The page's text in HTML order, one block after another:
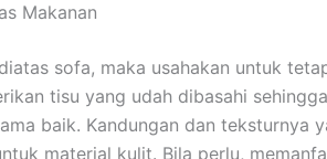
Makanan
sofa, maka usahakan untuk
tisu yang udah dibasahi
baik. Kandungan dan teksturnya
material kulit. Bila perlu,